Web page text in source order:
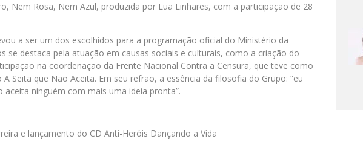
Nem Rosa, Nem Azul, produzida por Luã Linhares, com a participação de 28
a ser um dos escolhidos para a programação oficial do Ministério da
se destaca pela atuação em causas sociais e culturais, como a criação do
na coordenação da Frente Nacional Contra a Censura, que teve como
Seita que Não Aceita. Em seu refrão, a essência da filosofia do Grupo: “eu
ninguém com mais uma ideia pronta”.
e lançamento do CD Anti-Heróis Dançando a Vida